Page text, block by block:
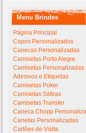
Menu Brindes
Página Principal
Copos Personalizados
Canecas Personalizadas
Camisetas Porto Alegre
Camisetas Personalizadas
Adesivos e Etiquetas
Camisetas Poker
Camisetas Sátiras
Camisetas Transfer
Caneca Chopp
Canetas Personalizadas
Cartões de Visita